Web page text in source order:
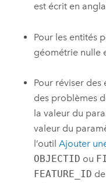
est écrit en
Pour les entités
géométrie nulle
Pour réviser
des problèmes
la valeur du
valeur du
l’outilAjouter
OBJECTID ou
FEATURE_ID